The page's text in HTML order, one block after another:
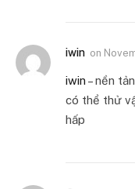
iwin on
iwin – nền
có thể thử
hấp